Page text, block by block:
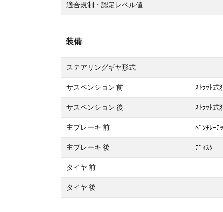
適合規制・認定レベル値
装備
ステアリングギヤ形式
サスペンション 前 ｽﾄﾗｯﾄ式
サスペンション 後 ｽﾄﾗｯﾄ式
主ブレーキ 前 ﾍﾞﾝﾁﾚｰﾃ
主ブレーキ 後 ﾃﾞｨｽｸ
タイヤ 前
タイヤ 後